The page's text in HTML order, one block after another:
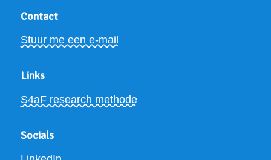
Contact
Stuur me een e-mail
Links
S4aF research methode
Socials